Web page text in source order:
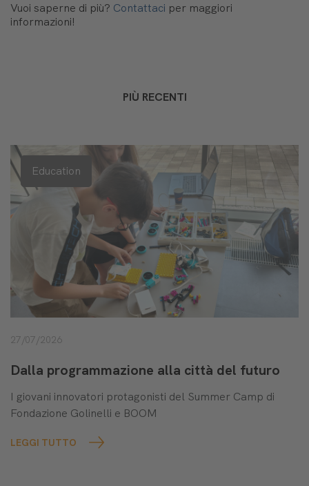
Vuoi saperne di più? Contattaci per maggiori
informazioni!
PIÙ RECENTI
Education
27/07/2026
Dalla programmazione alla città del futuro
I giovani innovatori protagonisti del Summer Camp di
Fondazione Golinelli e BOOM
LEGGI TUTTO